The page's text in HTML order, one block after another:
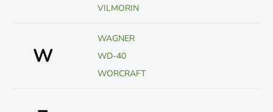
VILMORIN
W
WAGNER
WD-40
WORCRAFT